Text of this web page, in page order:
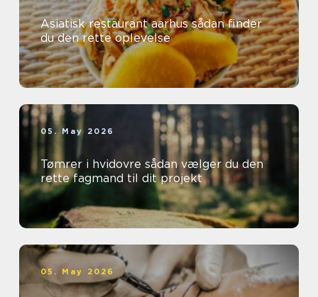
Asiatisk restaurant aarhus sådan finder
du den rette oplevelse
05. May 2026
Tømrer i hvidovre sådan vælger du den
rette fagmand til dit projekt
05. May 2026